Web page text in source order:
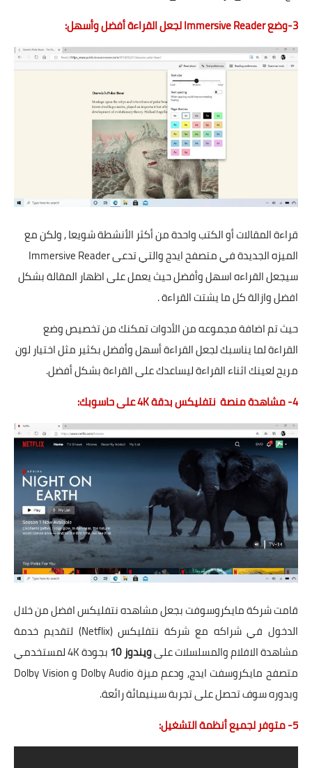
3-وضع Immersive Reader لجعل القراءة أفضل وأسهل:
قراءة المقالات أو الكتب واحدة من أكثر الأنشطة شويعا , ولكن مع
الميزه الجديدة في متصفح ايدج والتي تدعى Immersive Reader
سيجعل القراءه اسهل وأفضل حيث يعمل على اظهار المقالة بشكل
افضل وازالة كل ما يشتت القراءة .
حيث تم اضافة مجموعه من الأدوات تمكنك من تخصيص وضع
القراءة لما يناسبك لجعل القراءة أسهل وأفضل بكثير مثل اختيار لون
مريح لعينك اثناء القراءة ليساعدك على القراءة بشكل أفضل.
4- مشاهدة منصة نتفلیکس بدقة 4K على حاسوبك:
قامت شركة مايكروسوفت بجعل مشاهده نتفليكس افضل من خلال
الدخول في شراكه مع شركة نتفليكس (Netflix) لتقديم خدمة
مشاهدة الافلام والمسلسلات علىويندوز 10
بجودة 4K لمستخدمي
متصفح مايكروسفت ايدج, ودعم ميزة Dolby Audio و Dolby Vision
وبدوره سوف تحصل على تجربة سينيمائة رائعة.
5- متوفر لجميع أنظمة التشغيل: